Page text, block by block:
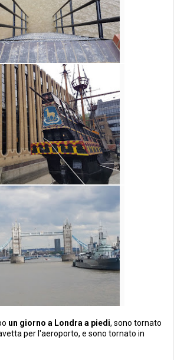
un giorno a Londra a piedi, sono tornato
per l'aeroporto, e sono tornato in